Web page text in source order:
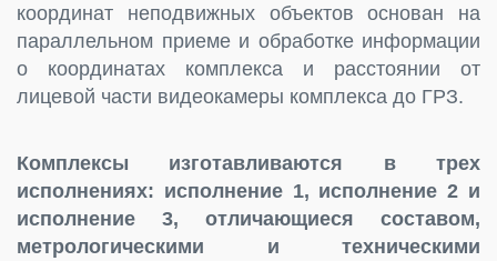
координат неподвижных объектов основан на
параллельном приеме и обработке информации
о координатах комплекса и расстоянии от
лицевой части видеокамеры комплекса до ГРЗ.
Комплексы изготавливаются в трех
исполнениях: исполнение 1, исполнение 2 и
исполнение 3, отличающиеся составом,
метрологическими и техническими